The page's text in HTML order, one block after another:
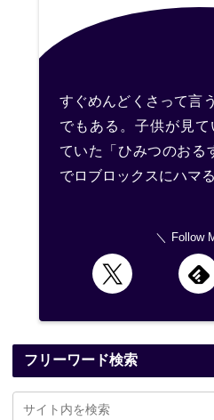
すぐめんどくさって言
でもある。子供が見て
ていた「ひみつのおる
でロブロックスにハマ
Follow
フリーワード検索